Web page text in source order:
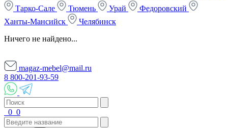
Тарко-Сале
Тюмень Урай
Федоровский
Ханты-Мансийск
Челябинск
Ничего не найдено...
magaz-mebel@mail.ru
8 800-201-93-59
0 0